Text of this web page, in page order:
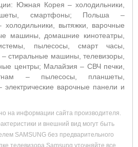
Южная Корея – холодильники,
смартфоны; Польша –
холодильники, вытяжки, варочные
машины, домашние кинотеатры,
пылесосы, смарт часы,
стиральные машины, телевизоры,
центры; Малайзия – СВЧ печки,
– пылесосы, планшеты,
варочные панели и
на информации сайта производителя.
и внешний вид могут быть
SAMSUNG без предварительного